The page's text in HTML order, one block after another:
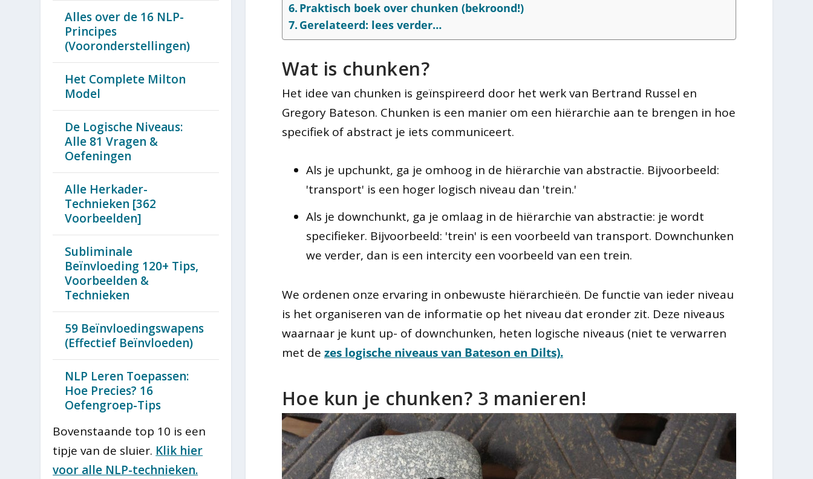
Praktisch boek over chunken (bekroond!)
Gerelateerd: lees verder…
Wat is chunken?
Het idee van chunken is geïnspireerd door het werk van Bertrand Russel en
Gregory Bateson. Chunken is een manier om een hiërarchie aan te brengen in hoe
specifiek of abstract je iets communiceert.
Als je upchunkt, ga je omhoog in de hiërarchie van abstractie. Bijvoorbeeld:
'transport' is een hoger logisch niveau dan 'trein.'
Als je downchunkt, ga je omlaag in de hiërarchie van abstractie: je wordt
specifieker. Bijvoorbeeld: 'trein' is een voorbeeld van transport. Downchunken
we verder, dan is een intercity een voorbeeld van een trein.
We ordenen onze ervaring in onbewuste hiërarchieën. De functie van ieder niveau
is het organiseren van de informatie op het niveau dat eronder zit. Deze niveaus
waarnaar je kunt up- of downchunken, heten logische niveaus (niet te verwarren
met de zes logische niveaus van Bateson en Dilts).
Hoe kun je chunken? 3 manieren!
Alles over de 16 NLP-
Principes
(Vooronderstellingen)
Het Complete Milton
Model
De Logische Niveaus:
Alle 81 Vragen &
Oefeningen
Alle Herkader-
Technieken [362
Voorbeelden]
Subliminale
Beïnvloeding 120+ Tips,
Voorbeelden &
Technieken
59 Beïnvloedingswapens
(Effectief Beïnvloeden)
NLP Leren Toepassen:
Hoe Precies? 16
Oefengroep-Tips
Bovenstaande top 10 is een
tipje van de sluier. Klik hier
voor alle NLP-technieken.